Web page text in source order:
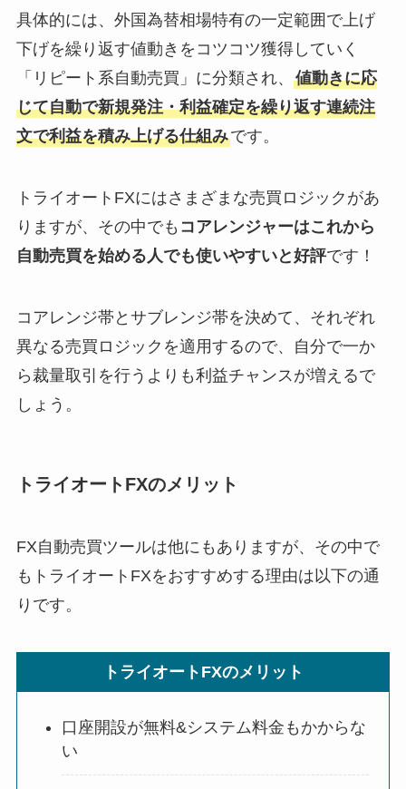
具体的には、外国為替相場特有の一定範囲で上げ
下げを繰り返す値動きをコツコツ獲得していく
「リピート系自動売買」に分類され、 値動きに応
じて自動で新規発注・利益確定を繰り返す連続注
文で利益を積み上げる仕組みです。
トライオートFXにはさまざまな売買ロジックがあ
りますが、その中でも コアレンジャーはこれから
自動売買を始める人でも使いやすいと好評です！
コアレンジ帯とサブレンジ帯を決めて、それぞれ
異なる売買ロジックを適用するので、自分で一か
ら裁量取引を行うよりも利益チャンスが増えるで
しょう。
トライオートFXのメリット
FX自動売買ツールは他にもありますが、その中で
もトライオートFXをおすすめする理由は以下の通
りです。
トライオートFXのメリット
口座開設が無料&システム料金もかからな
い